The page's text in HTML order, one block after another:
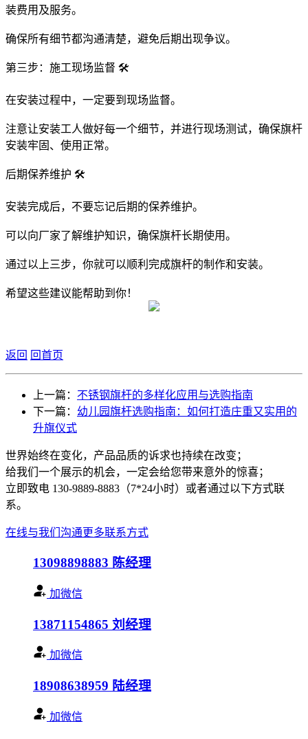
装费用及服务。
确保所有细节都沟通清楚，避免后期出现争议。
第三步：施工现场监督 🛠️
在安装过程中，一定要到现场监督。
注意让安装工人做好每一个细节，并进行现场测试，确保旗杆
安装牢固、使用正常。
后期保养维护 🛠️
安装完成后，不要忘记后期的保养维护。
可以向厂家了解维护知识，确保旗杆长期使用。
通过以上三步，你就可以顺利完成旗杆的制作和安装。
希望这些建议能帮助到你！
返回 回首页
上一篇： 不锈钢旗杆的多样化应用与选购指南
下一篇： 幼儿园旗杆选购指南：如何打造庄重又实用的
升旗仪式
世界始终在变化，产品品质的诉求也持续在改变；
给我们一个展示的机会，一定会给您带来意外的惊喜；
立即致电 130-9889-8883（7*24小时）或者通过以下方式联
系。
在线与我们沟通更多联系方式
13098898883 陈经理
加微信
13871154865 刘经理
加微信
18908638959 陆经理
加微信